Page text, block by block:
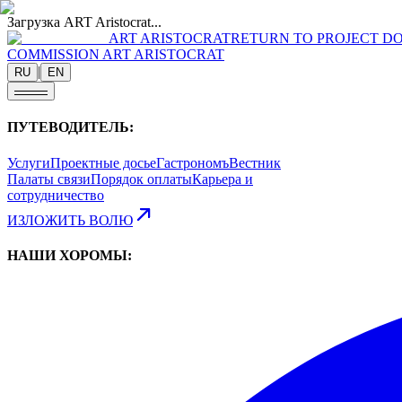
Загрузка ART Aristocrat...
ART ARISTOCRATRETURN TO PROJECT
COMMISSION ART ARISTOCRAT
RU | EN
ПУТЕВОДИТЕЛЬ:
УслугиПроектные досьеГастрономъВестник
Палаты связиПорядок оплатыКарьера и
сотрудничество
ИЗЛОЖИТЬ ВОЛЮ
НАШИ ХОРОМЫ: